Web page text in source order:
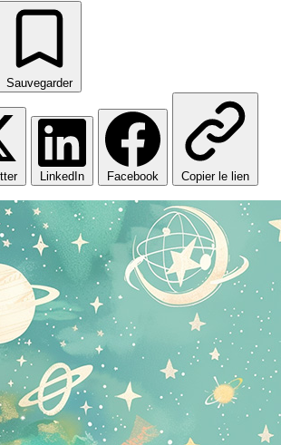
Sauvegarder
LinkedIn Facebook Copier le lien